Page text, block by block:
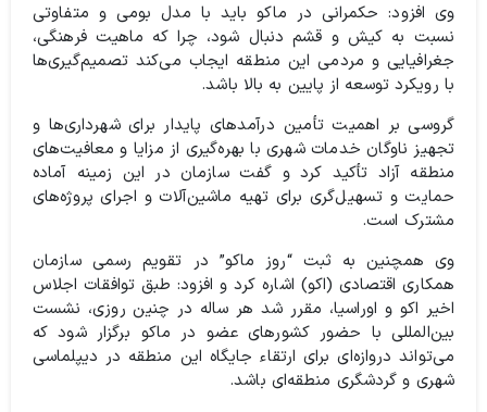
وی افزود: حکمرانی در ماکو باید با مدل بومی و متفاوتی
نسبت به کیش و قشم دنبال شود، چرا که ماهیت فرهنگی،
جغرافیایی و مردمی این منطقه ایجاب می‌کند تصمیم‌گیری‌ها
با رویکرد توسعه از پایین به بالا باشد.
گروسی بر اهمیت تأمین درآمدهای پایدار برای شهرداری‌ها و
تجهیز ناوگان خدمات شهری با بهره‌گیری از مزایا و معافیت‌های
منطقه آزاد تأکید کرد و گفت سازمان در این زمینه آماده
حمایت و تسهیل‌گری برای تهیه ماشین‌آلات و اجرای پروژه‌های
مشترک است.
وی همچنین به ثبت “روز ماکو” در تقویم رسمی سازمان
همکاری اقتصادی (اکو) اشاره کرد و افزود: طبق توافقات اجلاس
اخیر اکو و اوراسیا، مقرر شد هر ساله در چنین روزی، نشست
بین‌المللی با حضور کشورهای عضو در ماکو برگزار شود که
می‌تواند دروازه‌ای برای ارتقاء جایگاه این منطقه در دیپلماسی
شهری و گردشگری منطقه‌ای باشد.